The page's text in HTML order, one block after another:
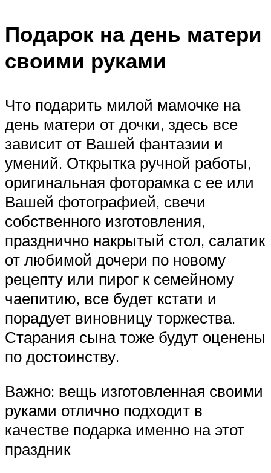
Подарок на день матери
своими руками
Что подарить милой мамочке на
день матери от дочки, здесь все
зависит от Вашей фантазии и
умений. Открытка ручной работы,
оригинальная фоторамка с ее или
Вашей фотографией, свечи
собственного изготовления,
празднично накрытый стол, салатик
от любимой дочери по новому
рецепту или пирог к семейному
чаепитию, все будет кстати и
порадует виновницу торжества.
Старания сына тоже будут оценены
по достоинству.
Важно: вещь изготовленная своими
руками отлично подходит в
качестве подарка именно на этот
праздник